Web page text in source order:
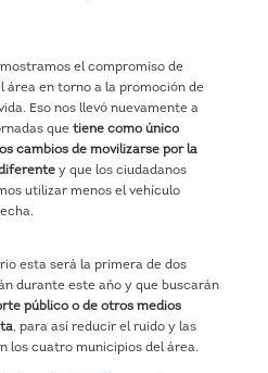
el compromiso de
área en torno a la promoción de
Eso nos llevó nuevamente a
que tiene como único
cambios de movilizarse por la
y que los ciudadanos
utilizar menos el vehículo
esta será la primera de dos
durante este año y que buscarán
público o de otros medios
, para así reducir el ruido y las
los cuatro municipios del área.